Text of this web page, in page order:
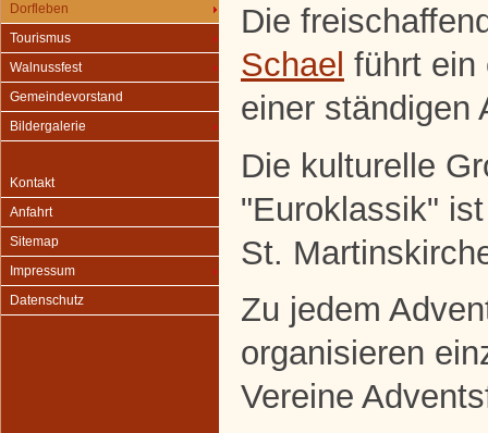
Dorfleben
Tourismus
Walnussfest
Gemeindevorstand
Bildergalerie
Kontakt
Anfahrt
Sitemap
Impressum
Datenschutz
Die
Schael führt ein
einer ständigen
Die kulturelle
"Euroklassik"
St.
Zu jedem
organisieren
Vereine